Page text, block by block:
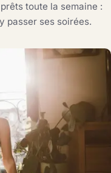
toute la semaine :
passer ses soirées.